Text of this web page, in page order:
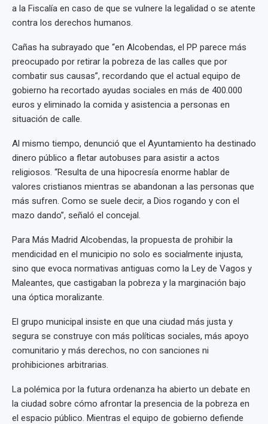
a la Fiscalía en caso de que se vulnere la legalidad o se atente
contra los derechos humanos.
Cañas ha subrayado que “en Alcobendas, el PP parece más
preocupado por retirar la pobreza de las calles que por
combatir sus causas”, recordando que el actual equipo de
gobierno ha recortado ayudas sociales en más de 400.000
euros y eliminado la comida y asistencia a personas en
situación de calle.
Al mismo tiempo, denunció que el Ayuntamiento ha destinado
dinero público a fletar autobuses para asistir a actos
religiosos. “Resulta de una hipocresía enorme hablar de
valores cristianos mientras se abandonan a las personas que
más sufren. Como se suele decir, a Dios rogando y con el
mazo dando”, señaló el concejal.
Para Más Madrid Alcobendas, la propuesta de prohibir la
mendicidad en el municipio no solo es socialmente injusta,
sino que evoca normativas antiguas como la Ley de Vagos y
Maleantes, que castigaban la pobreza y la marginación bajo
una óptica moralizante.
El grupo municipal insiste en que una ciudad más justa y
segura se construye con más políticas sociales, más apoyo
comunitario y más derechos, no con sanciones ni
prohibiciones arbitrarias.
La polémica por la futura ordenanza ha abierto un debate en
la ciudad sobre cómo afrontar la presencia de la pobreza en
el espacio público. Mientras el equipo de gobierno defiende